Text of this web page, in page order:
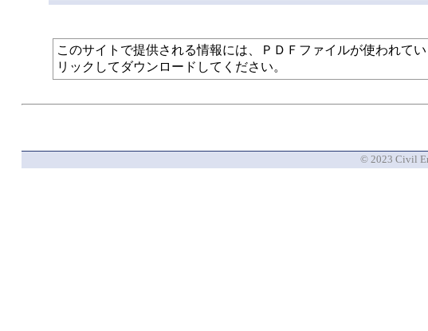
このサイトで提供される情報には、ＰＤＦファイルが使われて
リックしてダウンロードしてください。
© 2023 Civil